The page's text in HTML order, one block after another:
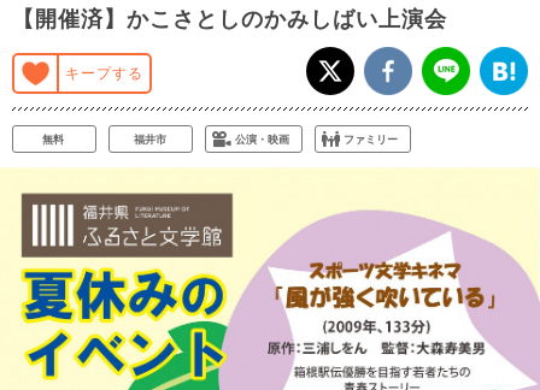
【開催済】かこさとしのかみしばい上演会
キープする
無料 福井市 公演・映画 ファミリー